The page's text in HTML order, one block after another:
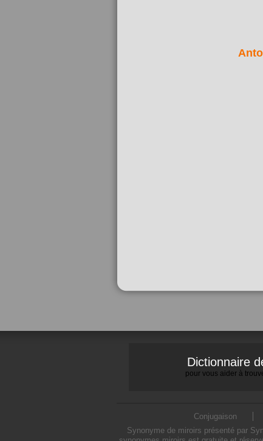
Dictionnaire
pour vous aider à
Conjugaison
Synonyme de miroirs présenté par